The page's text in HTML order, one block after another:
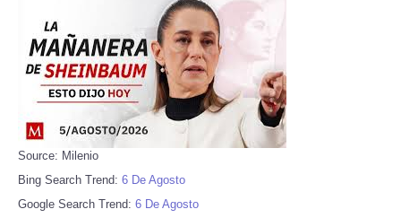
Source: Milenio
Bing Search Trend: 6 De Agosto
Google Search Trend: 6 De Agosto